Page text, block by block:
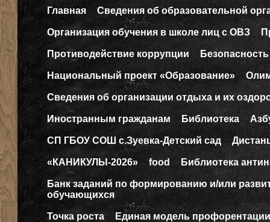
Главная Сведения об образовательной
Организация обучения в школе лиц с ОВЗ
Противодействие коррупции Безопасность
Национальный проект «Образование»
Сведения об организации отдыха и их
Иностранным гражданам Библиотека
СП ГБОУ СОШ с.Зуевка-Детский сад
«КАНИКУЛЫ-2026» food Библиотека
Банк заданий по формированию и/или
обучающихся
Точка роста Единая модель профорентации